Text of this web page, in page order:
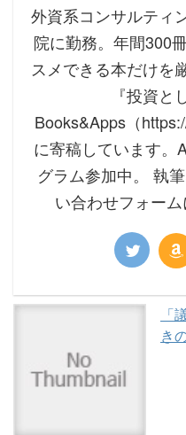
外資系コンサルティ
院に勤務。年間300
スメできる本だけを
『投資と
Books&Apps（
に寄稿しています。
グラム参加中。 執
い合わせフォーム
「
き